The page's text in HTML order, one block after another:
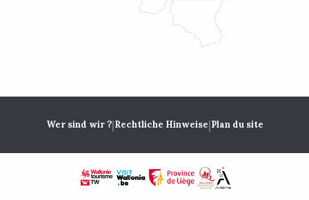
Wer sind wir ?|Rechtliche Hinweise|Plan du site